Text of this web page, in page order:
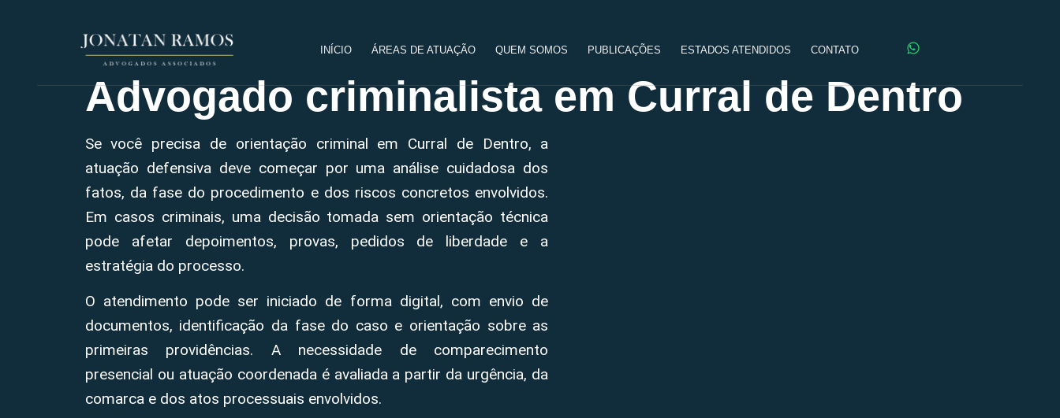
INÍCIO ÁREAS DE ATUAÇÃO QUEM SOMOS PUBLICAÇÕES ESTADOS ATENDIDOS CONTATO
Advogado criminalista em Curral de Dentro
Se você precisa de orientação criminal em Curral de Dentro, a
atuação defensiva deve começar por uma análise cuidadosa dos
fatos, da fase do procedimento e dos riscos concretos envolvidos.
Em casos criminais, uma decisão tomada sem orientação técnica
pode afetar depoimentos, provas, pedidos de liberdade e a
estratégia do processo.
O atendimento pode ser iniciado de forma digital, com envio de
documentos, identificação da fase do caso e orientação sobre as
primeiras providências. A necessidade de comparecimento
presencial ou atuação coordenada é avaliada a partir da urgência, da
comarca e dos atos processuais envolvidos.